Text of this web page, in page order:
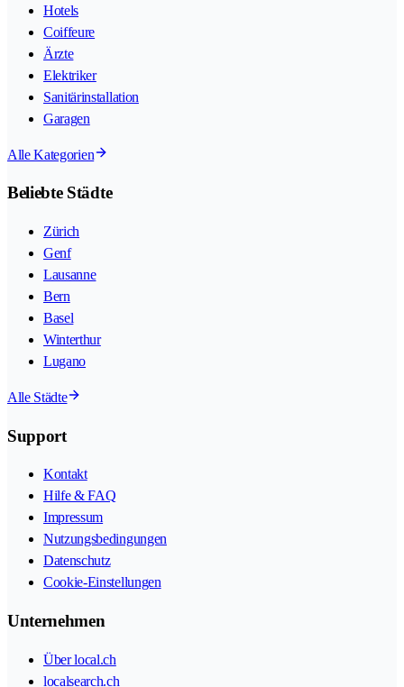
Hotels
Coiffeure
Ärzte
Elektriker
Sanitärinstallation
Garagen
Alle Kategorien
Beliebte Städte
Zürich
Genf
Lausanne
Bern
Basel
Winterthur
Lugano
Alle Städte
Support
Kontakt
Hilfe & FAQ
Impressum
Nutzungsbedingungen
Datenschutz
Cookie-Einstellungen
Unternehmen
Über local.ch
localsearch.ch